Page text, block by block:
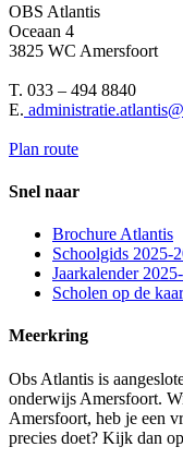
OBS Atlantis
Oceaan 4
3825 WC Amersfoort
T. 033 – 494 8840
E.
Plan route
Snel naar
Brochure Atlantis
Schoolgids 2025-
Jaarkalender
Scholen op de
Meerkring
Obs Atlantis is
onderwijs Amersfoort.
Amersfoort, heb je een
precies doet? Kijk dan op